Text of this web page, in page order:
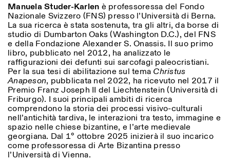
Manuela Studer-Karlen è professoressa del Fondo
Nazionale Svizzero (FNS) presso l’Università di Berna.
La sua ricerca è stata sostenuta, tra gli altri, da borse di
studio di Dumbarton Oaks (Washington D.C.), del FNS
e della Fondazione Alexander S. Onassis. Il suo primo
libro, pubblicato nel 2012, ha analizzato le
raffigurazioni dei defunti sui sarcofagi paleocristiani.
Per la sua tesi di abilitazione sul tema Christus
Anapeson, pubblicata nel 2022, ha ricevuto nel 2017 il
Premio Franz Joseph II del Liechtenstein (Università di
Friburgo). I suoi principali ambiti di ricerca
comprendono la storia dei processi visivo-culturali
nell’antichità tardiva, le interazioni tra testo, immagine e
spazio nelle chiese bizantine, e l’arte medievale
georgiana. Dal 1° ottobre 2025 inizierà il suo incarico
come professoressa di Arte Bizantina presso
l’Università di Vienna.